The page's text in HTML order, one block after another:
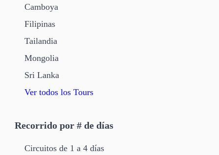
Camboya
Filipinas
Tailandia
Mongolia
Sri Lanka
Ver todos los Tours
Recorrido por # de días
Circuitos de 1 a 4 días